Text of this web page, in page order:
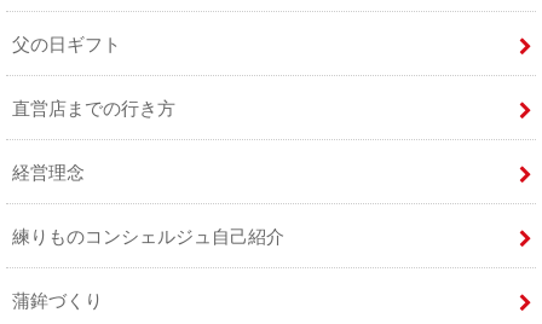
父の日ギフト
直営店までの行き方
経営理念
練りものコンシェルジュ自己紹介
蒲鉾づくり